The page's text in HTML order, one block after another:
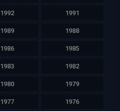
1992 1991
1989 1988
1986 1985
1983 1982
1980 1979
1977 1976